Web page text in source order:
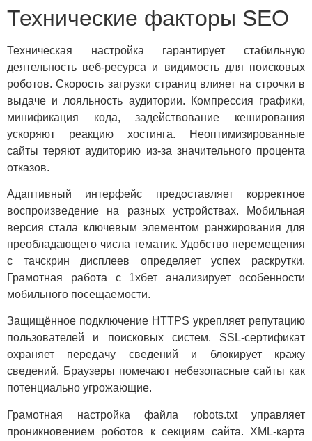
Технические факторы SEO
Техническая настройка гарантирует стабильную
деятельность веб-ресурса и видимость для поисковых
роботов. Скорость загрузки страниц влияет на строчки в
выдаче и лояльность аудитории. Компрессия графики,
минификация кода, задействование кеширования
ускоряют реакцию хостинга. Неоптимизированные
сайты теряют аудиторию из-за значительного процента
отказов.
Адаптивный интерфейс предоставляет корректное
воспроизведение на разных устройствах. Мобильная
версия стала ключевым элементом ранжирования для
преобладающего числа тематик. Удобство перемещения
с тачскрин дисплеев определяет успех раскрутки.
Грамотная работа с 1хбет анализирует особенности
мобильного посещаемости.
Защищённое подключение HTTPS укрепляет репутацию
пользователей и поисковых систем. SSL-сертификат
охраняет передачу сведений и блокирует кражу
сведений. Браузеры помечают небезопасные сайты как
потенциально угрожающие.
Грамотная настройка файла robots.txt управляет
проникновением роботов к секциям сайта. XML-карта